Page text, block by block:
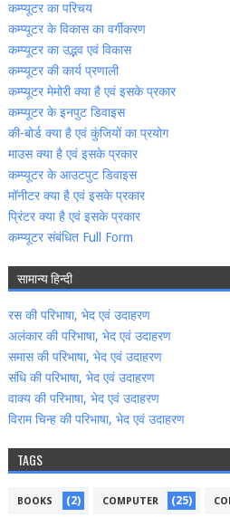
कम्‍प्‍यूटर का परिचय
कम्‍प्‍यूटर के विकास का वर्गीकरण
कम्‍प्‍यूटर का उद्भव एवं विकास
कम्‍प्‍यूटर की कार्य प्रणाली
कम्‍प्‍यूटर मेमोरी क्‍या है एवं इसके प्रकार
कम्‍प्‍यूटर के इनपुट डिवाइस
की-बोर्ड क्‍या है एवं कुंजियों का प्रयोग
माउस क्‍या है एवं इसके प्रकार
कम्‍प्‍यूटर के आउटपुट डिवाइस
मॉनीटर क्‍या है एवं इसके प्रकार
प्रिंटर क्‍या है एवं इसके प्रकार
कम्‍प्‍यूटर संबंधित Full Form
सामान्‍य हिन्‍दी
रस की परिभाषा, भेद एवं उदाहरण
अलंकार की परिभाषा, भेद एवं उदाहरण
समास की परिभाषा, भेद एवं उदाहरण
संधि की परिभाषा, भेद एवं उदाहरण
वाक्‍य की परिभाषा, भेद एवं उदाहरण
विराम चिन्‍ह की परिभाषा, भेद एवं उदाहरण
TAGS
BOOKS (2) COMPUTER (25)